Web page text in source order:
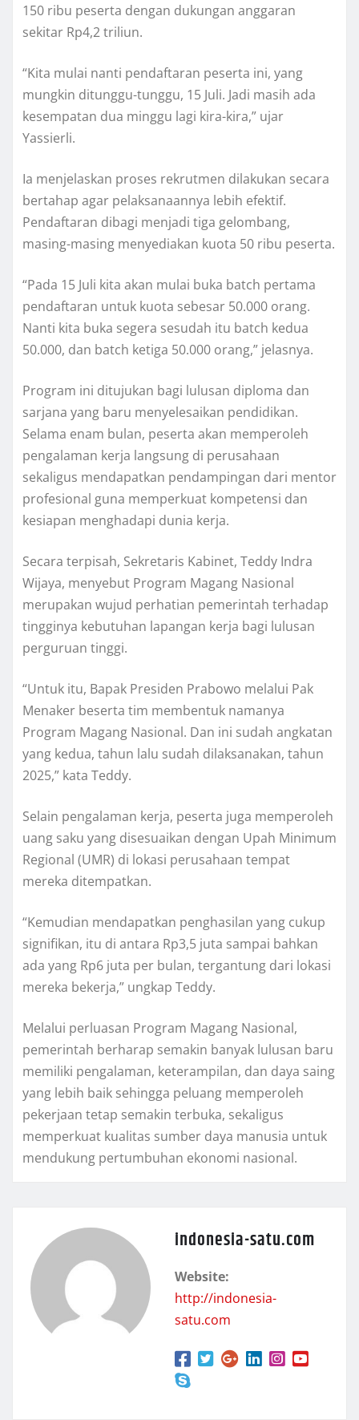
150 ribu peserta dengan dukungan anggaran
sekitar Rp4,2 triliun.
“Kita mulai nanti pendaftaran peserta ini, yang
mungkin ditunggu-tunggu, 15 Juli. Jadi masih ada
kesempatan dua minggu lagi kira-kira,” ujar
Yassierli.
Ia menjelaskan proses rekrutmen dilakukan secara
bertahap agar pelaksanaannya lebih efektif.
Pendaftaran dibagi menjadi tiga gelombang,
masing-masing menyediakan kuota 50 ribu peserta.
“Pada 15 Juli kita akan mulai buka batch pertama
pendaftaran untuk kuota sebesar 50.000 orang.
Nanti kita buka segera sesudah itu batch kedua
50.000, dan batch ketiga 50.000 orang,” jelasnya.
Program ini ditujukan bagi lulusan diploma dan
sarjana yang baru menyelesaikan pendidikan.
Selama enam bulan, peserta akan memperoleh
pengalaman kerja langsung di perusahaan
sekaligus mendapatkan pendampingan dari mentor
profesional guna memperkuat kompetensi dan
kesiapan menghadapi dunia kerja.
Secara terpisah, Sekretaris Kabinet, Teddy Indra
Wijaya, menyebut Program Magang Nasional
merupakan wujud perhatian pemerintah terhadap
tingginya kebutuhan lapangan kerja bagi lulusan
perguruan tinggi.
“Untuk itu, Bapak Presiden Prabowo melalui Pak
Menaker beserta tim membentuk namanya
Program Magang Nasional. Dan ini sudah angkatan
yang kedua, tahun lalu sudah dilaksanakan, tahun
2025,” kata Teddy.
Selain pengalaman kerja, peserta juga memperoleh
uang saku yang disesuaikan dengan Upah Minimum
Regional (UMR) di lokasi perusahaan tempat
mereka ditempatkan.
“Kemudian mendapatkan penghasilan yang cukup
signifikan, itu di antara Rp3,5 juta sampai bahkan
ada yang Rp6 juta per bulan, tergantung dari lokasi
mereka bekerja,” ungkap Teddy.
Melalui perluasan Program Magang Nasional,
pemerintah berharap semakin banyak lulusan baru
memiliki pengalaman, keterampilan, dan daya saing
yang lebih baik sehingga peluang memperoleh
pekerjaan tetap semakin terbuka, sekaligus
memperkuat kualitas sumber daya manusia untuk
mendukung pertumbuhan ekonomi nasional.
indonesia-satu.com
Website:
http://indonesia-
satu.com